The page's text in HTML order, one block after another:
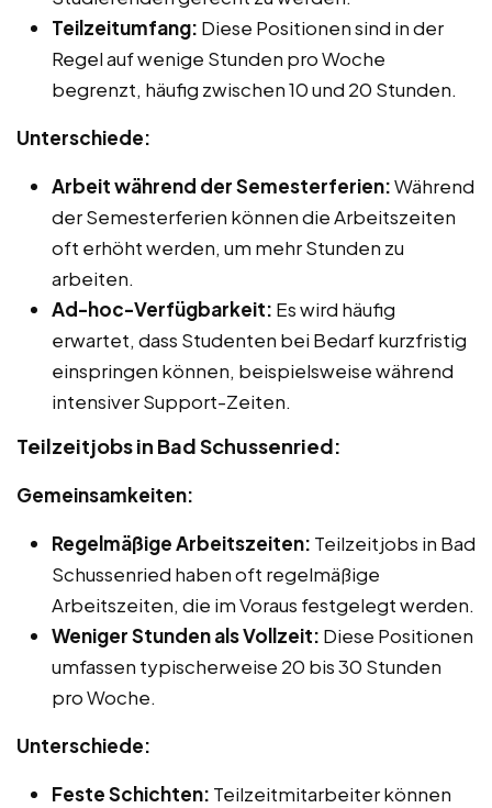
Teilzeitumfang: Diese Positionen sind in der
Regel auf wenige Stunden pro Woche
begrenzt, häufig zwischen 10 und 20 Stunden.
Unterschiede:
Arbeit während der Semesterferien:Während
der Semesterferien können die Arbeitszeiten
oft erhöht werden, um mehr Stunden zu
arbeiten.
Ad-hoc-Verfügbarkeit: Es wird häufig
erwartet, dass Studenten bei Bedarf kurzfristig
einspringen können, beispielsweise während
intensiver Support-Zeiten.
Teilzeitjobs in Bad Schussenried:
Gemeinsamkeiten:
Regelmäßige Arbeitszeiten: Teilzeitjobs in Bad
Schussenried haben oft regelmäßige
Arbeitszeiten, die im Voraus festgelegt werden.
Weniger Stunden als Vollzeit: Diese Positionen
umfassen typischerweise 20 bis 30 Stunden
pro Woche.
Unterschiede:
Feste Schichten: Teilzeitmitarbeiter können